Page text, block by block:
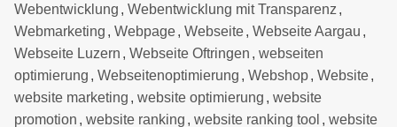
Webentwicklung , Webentwicklung mit Transparenz ,
Webmarketing , Webpage, Webseite, Webseite Aargau ,
Webseite Luzern , Webseite Oftringen , webseiten
optimierung , Webseitenoptimierung , Webshop, Website,
website marketing , website optimierung , website
promotion , website ranking , website ranking tool , website